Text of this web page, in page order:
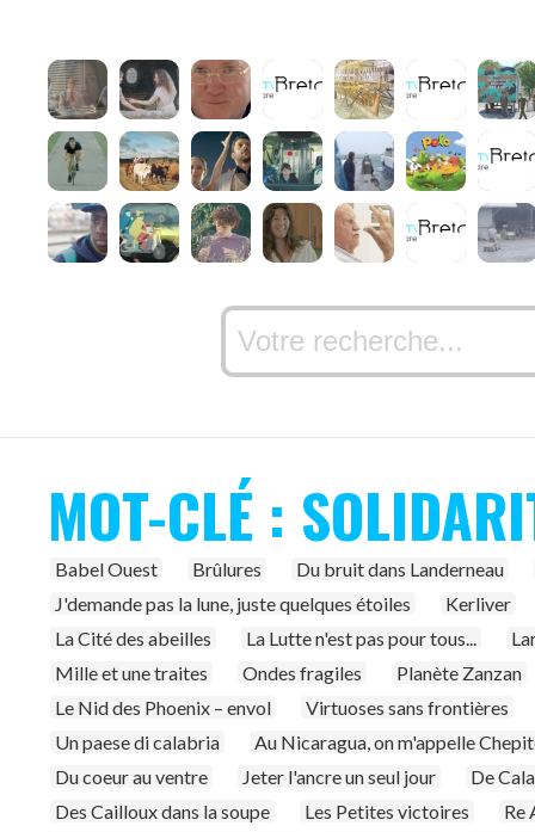
MOT-CLÉ :
Babel Ouest Brûlures
Du bruit dans Landerneau
J'demande pas la lune, juste quelques étoiles
Kerliver
La Cité des abeilles
La Lutte n'est pas pour tous...
Mille et une traites
Ondes fragiles
Planète Zanzan
Le Nid des Phoenix – envol
Virtuoses sans frontières
Un paese di calabria
Au Nicaragua, on m'appelle
Du coeur au ventre
Jeter l'ancre un seul jour
De
Des Cailloux dans la soupe
Les Petites victoires
Re